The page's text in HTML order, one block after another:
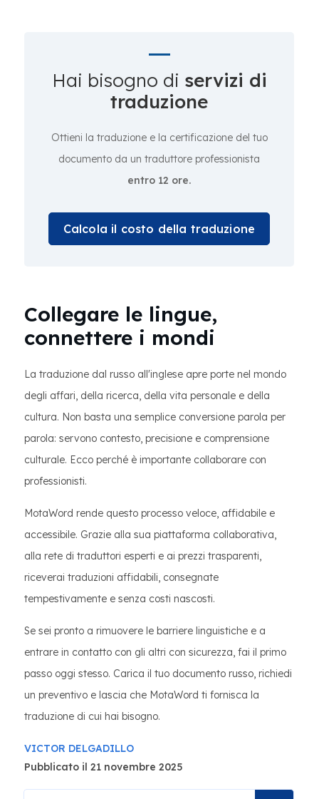
Hai bisogno di servizi di
traduzione
Ottieni la traduzione e la certificazione del tuo
documento da un traduttore professionista
entro 12 ore.
Calcola il costo della traduzione
Collegare le lingue,
connettere i mondi
La traduzione dal russo all'inglese apre porte nel mondo
degli affari, della ricerca, della vita personale e della
cultura. Non basta una semplice conversione parola per
parola: servono contesto, precisione e comprensione
culturale. Ecco perché è importante collaborare con
professionisti.
MotaWord rende questo processo veloce, affidabile e
accessibile. Grazie alla sua piattaforma collaborativa,
alla rete di traduttori esperti e ai prezzi trasparenti,
riceverai traduzioni affidabili, consegnate
tempestivamente e senza costi nascosti.
Se sei pronto a rimuovere le barriere linguistiche e a
entrare in contatto con gli altri con sicurezza, fai il primo
passo oggi stesso. Carica il tuo documento russo, richiedi
un preventivo e lascia che MotaWord ti fornisca la
traduzione di cui hai bisogno.
VICTOR DELGADILLO
Pubblicato il 21 novembre 2025